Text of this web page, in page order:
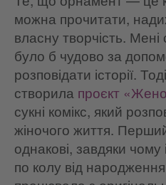
можна прочитати,
власну творчість.
було б чудово за
розповідати історії.
створила проєкт
сукні комікс, який
жіночого життя.
однакові, завдяки чому
по колу від